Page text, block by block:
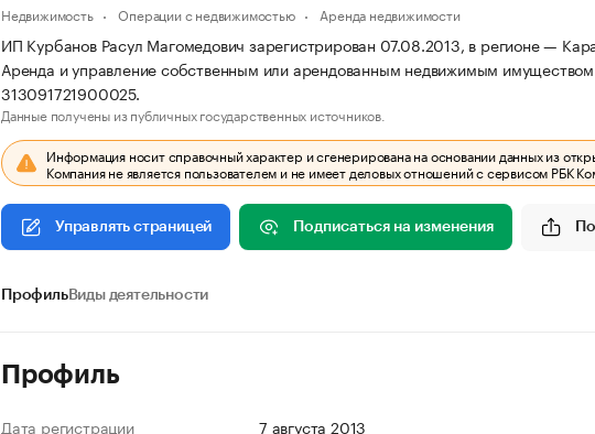
Недвижимость Операции с недвижимостью Аренда недвижимости
ИП Курбанов Расул Магомедович зарегистрирован 07.08.2013, в регионе —
Аренда и управление собственным или арендованным недвижимым
313091721900025.
Данные получены из публичных государственных источников.
Информация носит справочный характер и сгенерирована на основании данных из
Компания не является пользователем и не имеет деловых отношений с сервисом РБК
Управлять страницей Подписаться на изменения
ПрофильВиды деятельности
Профиль
Дата регистрации
7 августа 2013